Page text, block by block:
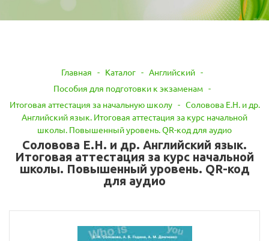
Главная - Каталог - Английский -
Пособия для подготовки к экзаменам -
Итоговая аттестация за начальную школу - Соловова Е.Н. и др.
Английский язык. Итоговая аттестация за курс начальной
школы. Повышенный уровень. QR-код для аудио
Соловова Е.Н. и др. Английский язык.
Итоговая аттестация за курс начальной
школы. Повышенный уровень. QR-код
для аудио